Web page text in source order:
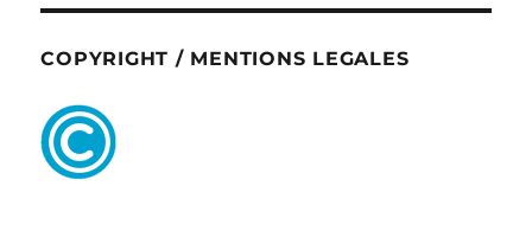
COPYRIGHT / MENTIONS LEGALES